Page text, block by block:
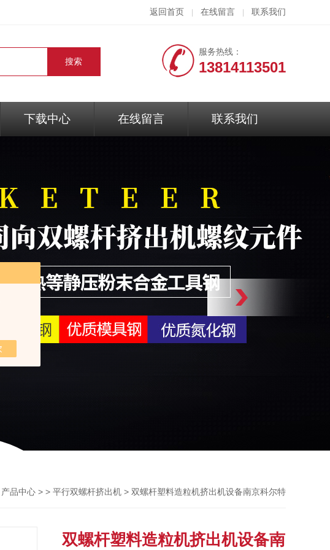
返回首页 在线留言 联系我们
服务热线：
13814113501
下载中心 在线留言 联系我们
产品中心 > > 平行双螺杆挤出机 > 双螺杆塑料造粒机挤出机设备南京科尔特
双螺杆塑料造粒机挤出机设备南